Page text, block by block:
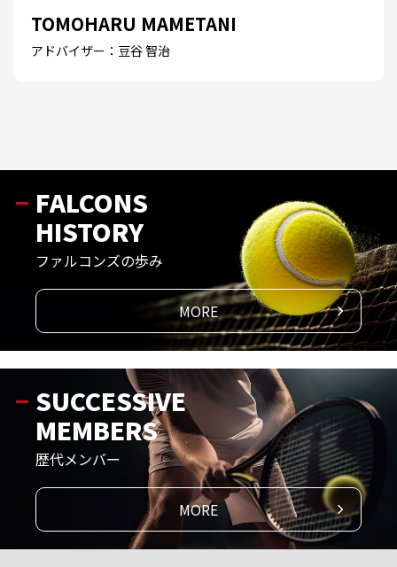
TOMOHARU MAMETANI
アドバイザー：豆谷 智治
FALCONS
HISTORY
ファルコンズの歩み
MORE
SUCCESSIVE
MEMBERS
歴代メンバー
MORE